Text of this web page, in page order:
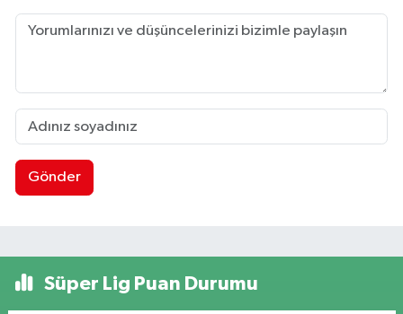
Gönder
Süper Lig Puan Durumu